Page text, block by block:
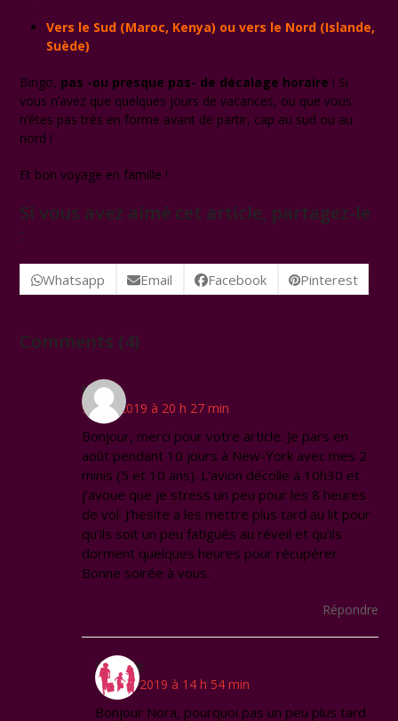
Vers le Sud (Maroc, Kenya) ou vers le Nord (Islande,
Suède)
Bingo, pas -ou presque pas- de décalage horaire ! Si
vous n’avez que quelques jours de vacances, ou que vous
n’êtes pas très en forme avant de partir, cap au sud ou au
nord !
Et bon voyage en famille !
Si vous avez aimé cet article, partagez-le
:
Whatsapp Email Facebook Pinterest
Comments (4)
Nora
9 avril 2019 à 20 h 27 min
Bonjour, merci pour votre article. Je pars en
août pendant 10 jours à New-York avec mes 2
minis (5 et 10 ans). L’avion décolle à 10h30 et
j’avoue que je stress un peu pour les 8 heures
de vol. J’hesite a les mettre plus tard au lit pour
qu’ils soit un peu fatigués au réveil et qu’ils
dorment quelques heures pour récupérer.
Bonne soirée à vous.
Répondre
Virginie
10 avril 2019 à 14 h 54 min
Bonjour Nora, pourquoi pas un peu plus tard